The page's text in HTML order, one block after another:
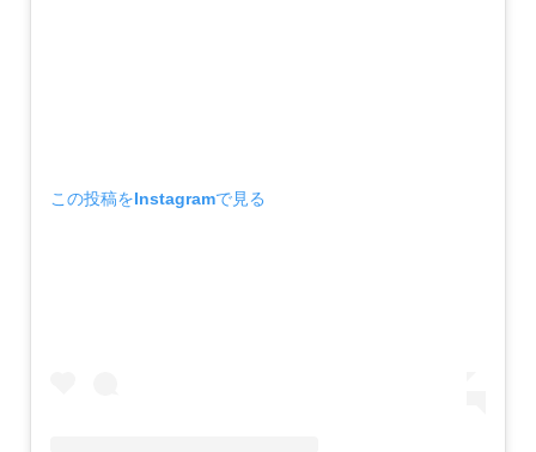
この投稿をInstagramで見る